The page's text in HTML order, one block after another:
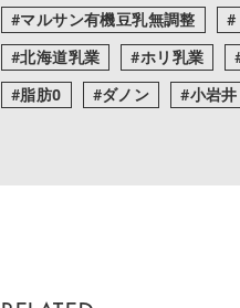
マルサン有機豆乳無調整
北海道乳業
ホリ乳業
脂肪0
ダノン 小岩井